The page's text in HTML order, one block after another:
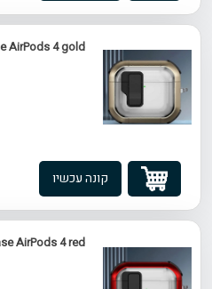
AirPods 4 gold
קונה עכשיו
AirPods 4 red